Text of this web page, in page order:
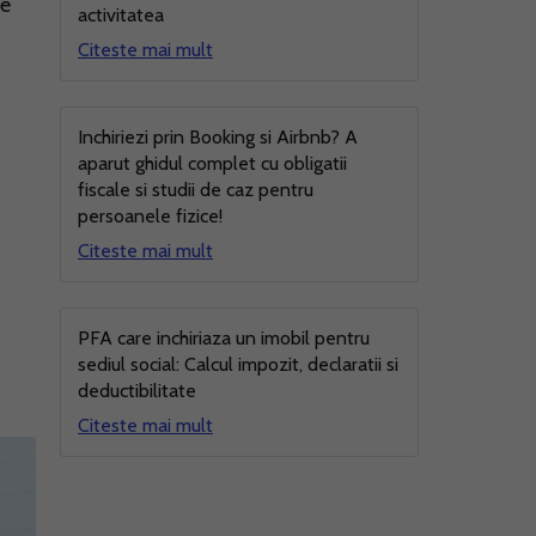
activitatea
Citeste mai mult
Inchiriezi prin Booking si Airbnb? A
aparut ghidul complet cu obligatii
fiscale si studii de caz pentru
persoanele fizice!
Citeste mai mult
PFA care inchiriaza un imobil pentru
sediul social: Calcul impozit, declaratii si
deductibilitate
Citeste mai mult